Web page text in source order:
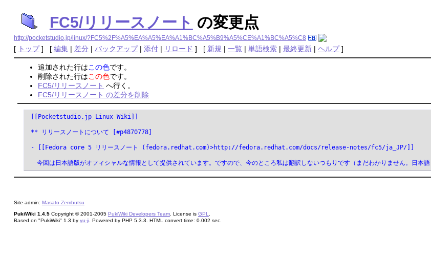
FC5/リリースノート の変更点
http://pocketstudio.jp/linux/?FC5%2F%A5%EA%A5%EA%A1%BC%A5%B9%A5%CE%A1%BC%A5%C8
[ トップ] [ 編集| 差分 | バックアップ| 添付| リロード ] [ 新規 | 一覧 | 単語検索| 最終更新| ヘルプ]
追加された行はこの色です。
削除された行はこの色です。
FC5/リリースノート へ行く。
FC5/リリースノート の差分を削除
[[Pocketstudio.jp Linux Wiki]]
** リリースノートについて [#p4870778]
- [[Fedora core 5 リリースノート (fedora.redhat.com)>http://fedora.redhat.com/docs/release-notes/fc5/ja_JP/]]
今回は日本語版がオフィシャルな情報として提供されています。ですので、今のところ私は翻訳しないつもりです（まだわかりません。日本
Site admin: Masato Zembutsu
PukiWiki 1.4.5Copyright © 2001-2005 PukiWiki Developers Team. License is GPL
Based on "PukiWiki" 1.3 by yu-ji. Powered by PHP 5.3.3. HTML convert time: 0.002 sec.